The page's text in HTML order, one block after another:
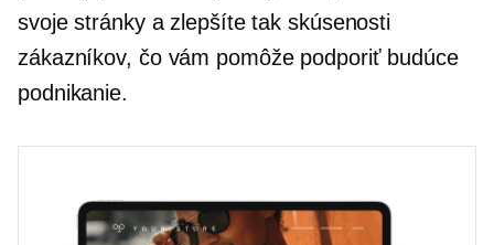
svoje stránky a zlepšíte tak skúsenosti
zákazníkov, čo vám pomôže podporiť budúce
podnikanie.